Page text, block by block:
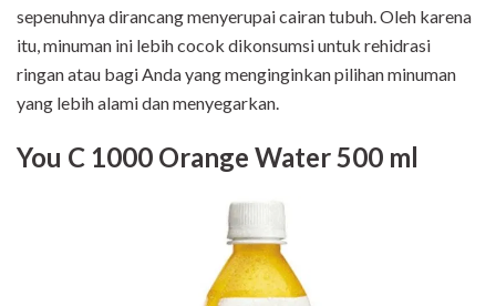
sepenuhnya dirancang menyerupai cairan tubuh. Oleh karena
itu, minuman ini lebih cocok dikonsumsi untuk rehidrasi
ringan atau bagi Anda yang menginginkan pilihan minuman
yang lebih alami dan menyegarkan.
You C 1000 Orange Water 500 ml